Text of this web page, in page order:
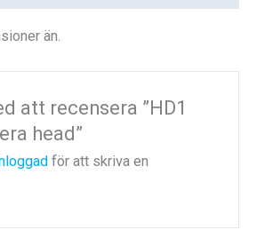
än.
att recensera ”HD1
head”
för att skriva en